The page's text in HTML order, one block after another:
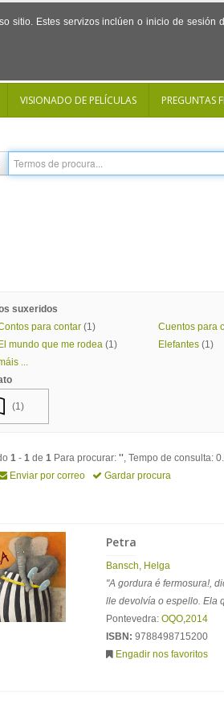
sitio. Estes servizos inclúen o inicio de
VISIONADO DE PELÍCULAS PREGUNTAS
suxeridos
para contar (1) Cuentos para
El mundo que me rodea (1) Elefantes (1)
...
(1)
1 - 1 de 1 Para procurar: '', Tempo de consulta:
Enviar por correo Gardar procura
Petra
Bansch, Helga
"A gordura é fermosura!,
lle devolvía o espello. Ela
Pontevedra: OQO,2014
ISBN: 9788498715200
Engadir nos favoritos